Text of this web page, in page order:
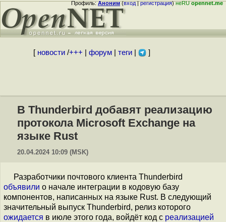
Профиль:Аноним(вход|регистрация)неRUopennet.me
[ новости/+++ форум| теги| ]
В Thunderbird добавят реализацию
протокола Microsoft Exchange на
языке Rust
20.04.2024 10:09 (MSK)
Разработчики почтового клиента Thunderbird
объявили о начале интеграции в кодовую базу
компонентов, написанных на языке Rust. В следующий
значительный выпуск Thunderbird, релиз которого
ожидается в июле этого года, войдёт код с реализацией